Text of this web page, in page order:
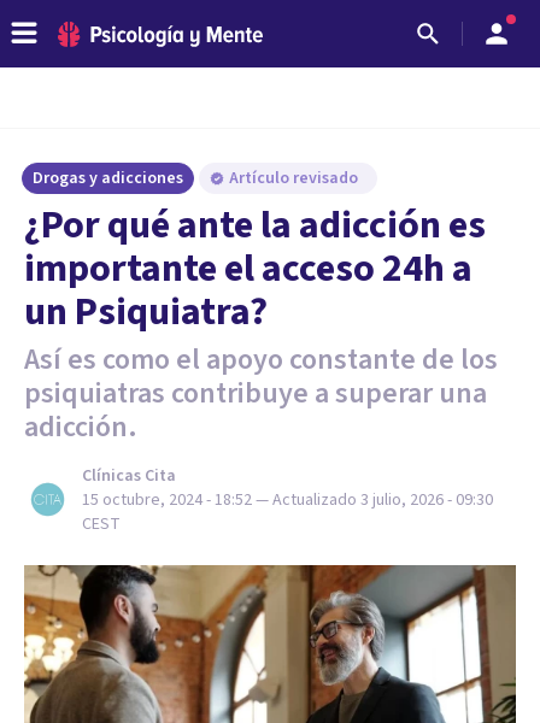
Drogas y adicciones Artículo revisado
¿Por qué ante la adicción es
importante el acceso 24h a
un Psiquiatra?
Así es como el apoyo constante de los
psiquiatras contribuye a superar una
adicción.
Clínicas Cita
15 octubre, 2024 - 18:52— Actualizado 3 julio, 2026 - 09:30
CEST